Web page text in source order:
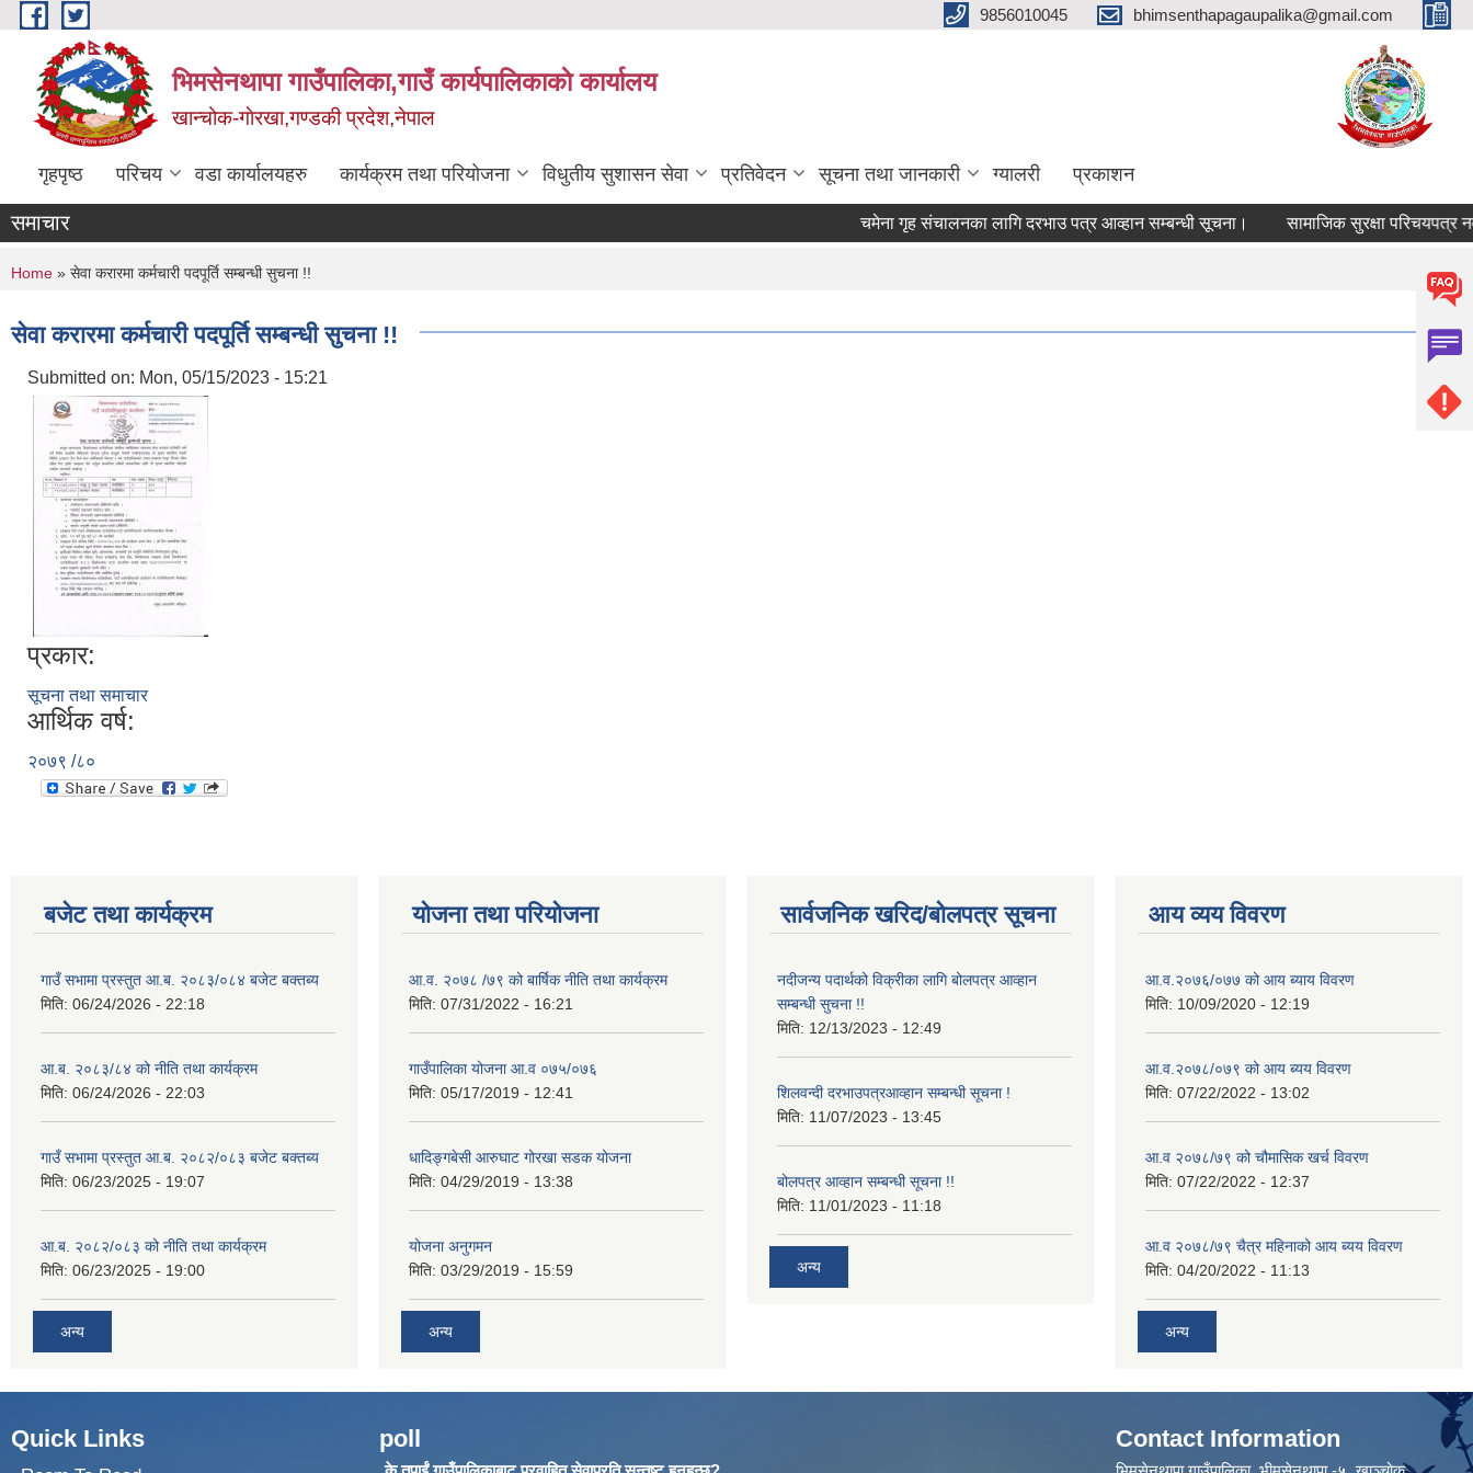
Skip to main content 9856010045 bhimsenthapagaupalika@gmail.com
भिमसेनथापा गाउँपालिका,गाउँ कार्यपालिकाकाे कार्यालय
खान्चोक-गाेरखा,गण्डकी प्रदेश,नेपाल
गृहपृष्ठ परिचय वडा कार्यालयहरु कार्यक्रम तथा परियोजना विधुतीय सुशासन सेवा प्रतिवेदन सूचना तथा जानकारी ग्यालरी प्रकाशन
समाचार चमेना गृह संचालनका लागि दरभाउ पत्र आव्हान सम्बन्धी सूचना। सामाजिक सुरक्षा परिचयपत्र
You are here
Home » सेवा करारमा कर्मचारी पदपूर्ति सम्बन्धी सुचना !!
सेवा करारमा कर्मचारी पदपूर्ति सम्बन्धी सुचना !!
Submitted on: Mon, 05/15/2023 - 15:21
प्रकार:
सूचना तथा समाचार
आर्थिक वर्ष:
२०७९ /८०
बजेट तथा कार्यक्रम
गाउँ सभामा प्रस्तुत आ.ब. २०८३/०८४ बजेट बक्तब्य
मिति: 06/24/2026 - 22:18
आ.ब. २०८३/८४ को नीति तथा कार्यक्रम
मिति: 06/24/2026 - 22:03
गाउँ सभामा प्रस्तुत आ.ब. २०८२/०८३ बजेट बक्तब्य
मिति: 06/23/2025 - 19:07
आ.ब. २०८२/०८३ को नीति तथा कार्यक्रम
मिति: 06/23/2025 - 19:00
अन्य
योजना तथा परियोजना
आ.व. २०७८ /७९ को बार्षिक नीति तथा कार्यक्रम
मिति: 07/31/2022 - 16:21
गाउँपालिका योजना आ.व ०७५/०७६
मिति: 05/17/2019 - 12:41
धादिङ्गबेसी आरुघाट गोरखा सडक योजना
मिति: 04/29/2019 - 13:38
योजना अनुगमन
मिति: 03/29/2019 - 15:59
अन्य
सार्वजनिक खरिद/बोलपत्र सूचना
नदीजन्य पदार्थको विक्रीका लागि बोलपत्र आव्हान
सम्बन्धी सुचना !!
मिति: 12/13/2023 - 12:49
शिलवन्दी दरभाउपत्रआव्हान सम्बन्धी सूचना !
मिति: 11/07/2023 - 13:45
बोलपत्र आव्हान सम्बन्धी सूचना !!
मिति: 11/01/2023 - 11:18
अन्य
आय व्यय विवरण
आ.व.२०७६/०७७ को आय ब्याय विवरण
मिति: 10/09/2020 - 12:19
आ.व.२०७८/०७९ को आय ब्यय विवरण
मिति: 07/22/2022 - 13:02
आ.व २०७८/७९ को चौमासिक खर्च विवरण
मिति: 07/22/2022 - 12:37
आ.व २०७८/७९ चैत्र महिनाको आय ब्यय विवरण
मिति: 04/20/2022 - 11:13
अन्य
Quick Links poll Contact Information